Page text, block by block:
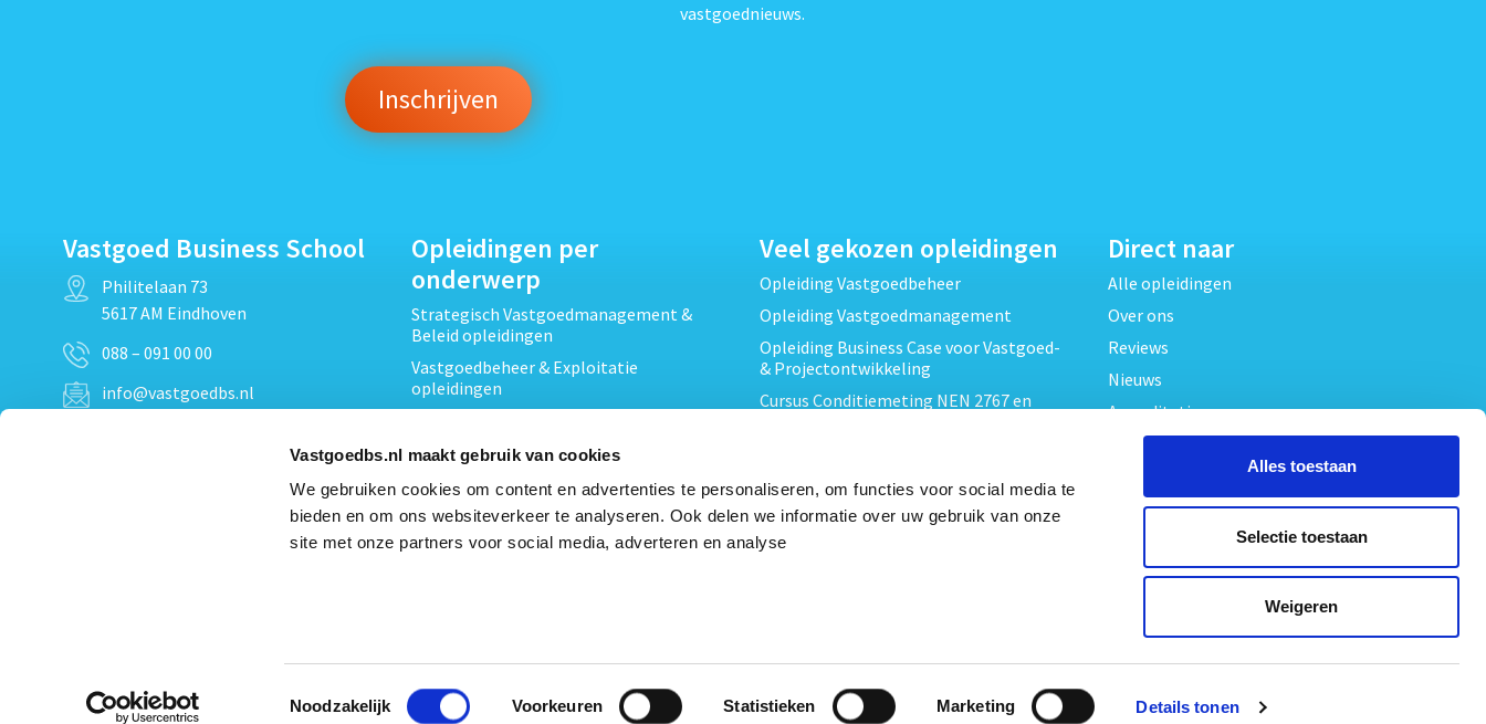
Vastgoedbs.nl maakt gebruik van cookies
We gebruiken cookies om content en advertenties te personaliseren, om functies voor social media te
bieden en om ons websiteverkeer te analyseren. Ook delen we informatie over uw gebruik van onze
site met onze partners voor social media, adverteren en analyse
Toestemmingsselectie
Noodzakelijk Voorkeuren Statistieken Marketing Details tonen
Alles toestaan
Selectie toestaan
Weigeren
vastgoednieuws.
Vastgoed Business School
Philitelaan 73
5617 AM Eindhoven
088 – 091 00 00
info@vastgoedbs.nl
Opleidingen per
onderwerp
Strategisch Vastgoedmanagement &
Beleid opleidingen
Vastgoedbeheer & Exploitatie
opleidingen
Projectontwikkeling &
Techniek, Onderhoud & Inspectie
Opleidingen
Verduurzaming en Energieprestatie
Veel gekozen opleidingen
Opleiding Vastgoedbeheer
Opleiding Vastgoedmanagement
Opleiding Business Case voor Vastgoed-
& Projectontwikkeling
Cursus Conditiemeting NEN 2767 en
Cursus EP-W Basis Woningen
Opleiding Professioneel VvE-beheer
Opleiding Projectleider Vastgoed
Direct naar
Alle opleidingen
Over ons
Reviews
Nieuws
Accreditaties
Algemene voorwaarden
Privacy verklaring